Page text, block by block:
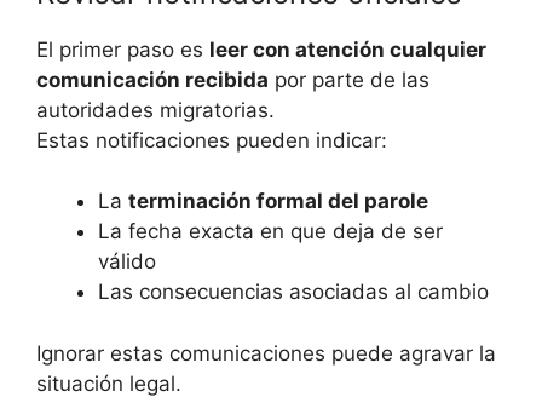
El primer paso es leer con atención cualquier
comunicación recibida por parte de las
autoridades migratorias.
Estas notificaciones pueden indicar:
La terminación formal del parole
La fecha exacta en que deja de ser
válido
Las consecuencias asociadas al cambio
Ignorar estas comunicaciones puede agravar la
situación legal.